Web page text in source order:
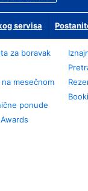
servisa
za boravak
mesečnom
ponude